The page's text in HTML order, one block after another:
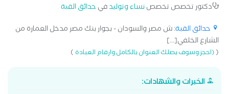
دكتور تخصص تخصصنساء وتوليدفي حدائق القبة
حدائق القبة: ش مصر والسودان - بجوار بنك مصر مدخل العمارة من
الشارع الخلفي[...]
((احجز وسوف يصلك العنوان بالكامل وارقام العيادة)
الخبرات والشهادات: